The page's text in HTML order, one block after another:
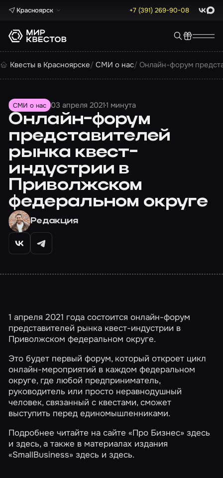
Красноярск +7 (391) 269-90-08 Max
Квесты в Красноярске СМИ о нас Онлайн-форум
СМИ о нас 03 апреля 20211 минута
Онлайн-форум
представителей
рынка квест-
индустрии в
Приволжском
федеральном округе
Редакция
1 апреля 2021 года состоится онлайн-форум
представителей рынка квест-индустрии в
Приволжском федеральном округе.
Это будет первый форум, который откроет цикл
онлайн-мероприятий в каждом федеральном
округе, где любой предприниматель,
руководитель или просто неравнодушный
человек, связанный с квестами, сможет
выступить перед единомышленниками.
Подробнее читайте на сайте «Про Бизнес»здесь
издесь, а также в материалах издания
«SmallBusiness»здесь издесь.